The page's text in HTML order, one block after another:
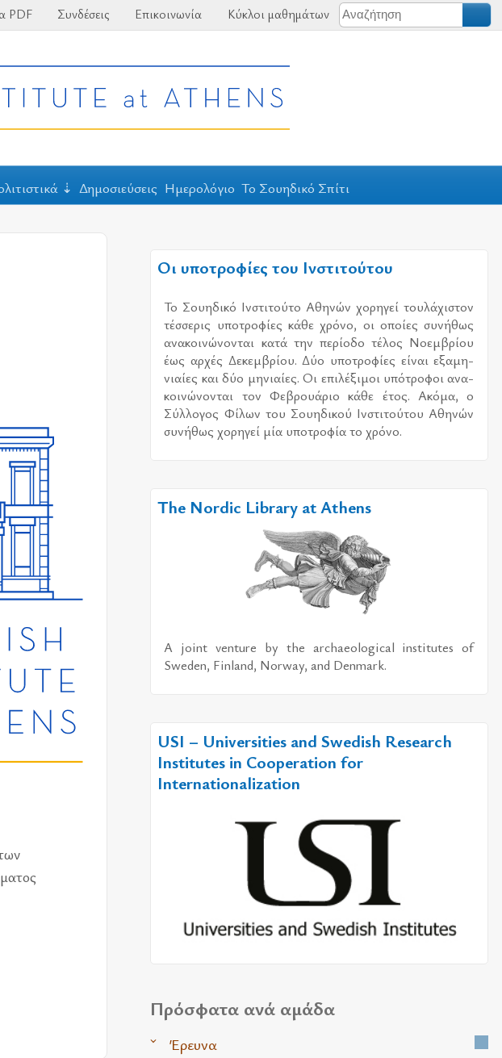
PDF Συνδέσεις Επικοινωνία Κύκλοι μαθημάτων
Δημοσιεύσεις Ημερολόγιο Το Σουηδικό Σπίτι
Οι υποτροφίες του Ινστιτούτου
Το Σου­η­δι­κό Ινστι­τού­το Αθη­νών χο­ρη­γεί του­λά­χι­στον
τέσ­σε­ρις υπο­τρο­φί­ες κάθε χρό­νο, οι οποί­ες συ­νή­θως
ανα­κοι­νώ­νο­νται κατά την πε­ρί­ο­δο τέ­λος Νοεμ­βρί­ου
έως αρ­χές Δεκεμ­βρί­ου. Δύο υπο­τρο­φί­ες εί­ναι εξα­μη­
νιαί­ες και δύο μη­νιαί­ες. Οι επι­λέ­ξι­μοι υπό­τρο­φοι ανα­
κοι­νώ­νο­νται τον Φεβρουά­ριο κάθε έτος. Ακόμα, ο
Σύλ­λο­γος Φίλων του Σου­η­δι­κού Ινστι­τού­του Αθη­νών
συ­νή­θως χο­ρη­γεί μία υπο­τρο­φία το χρό­νο.
The Nordic Library at Athens
A joint venture by the archaeological institutes of
Sweden, Finland, Norway, and Denmark.
USI – Universities and Swedish Research
Institutes in Cooperation for
Internationalization
Πρόσφατα ανά αμάδα
Έρευνα